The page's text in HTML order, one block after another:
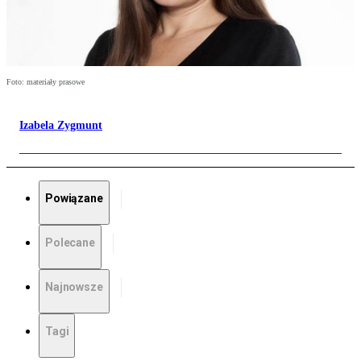
Foto: materiały prasowe
Izabela Zygmunt
Powiązane
Polecane
Najnowsze
Tagi